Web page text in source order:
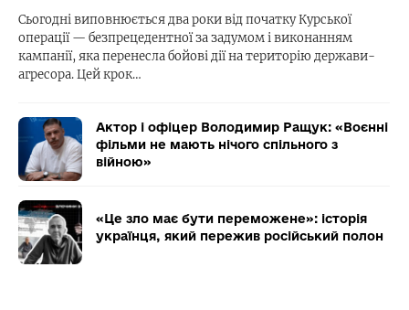
Сьогодні виповнюється два роки від початку Курської
операції — безпрецедентної за задумом і виконанням
кампанії, яка перенесла бойові дії на територію держави-
агресора. Цей крок…
Актор і офіцер Володимир Ращук: «Воєнні
фільми не мають нічого спільного з
війною»
«Це зло має бути переможене»: історія
українця, який пережив російський полон